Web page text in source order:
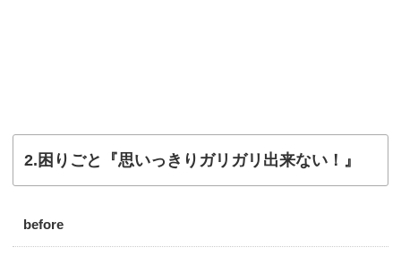
2.困りごと『思いっきりガリガリ出来ない！』
before